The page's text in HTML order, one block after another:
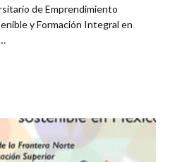
de Emprendimiento
y Formación Integral en